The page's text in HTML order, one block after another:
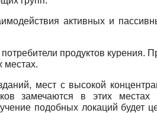
активных и
продуктов курения.
местах.
мест с высокой
замечаются в этих
подобных локаций будет